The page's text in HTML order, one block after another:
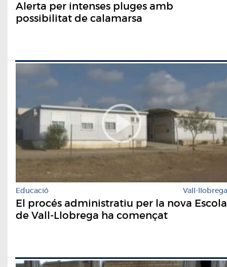
Alerta per intenses pluges amb
possibilitat de calamarsa
Educació Vall-llobrega
El procés administratiu per la nova Escola
de Vall-Llobrega ha començat